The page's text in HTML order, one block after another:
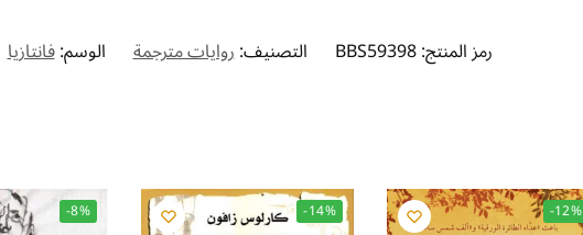
رمز المنتج:BBS59398 التصنيف:روايات مترجمة الوسم:فانتازيا
-12%
-14%
-8%